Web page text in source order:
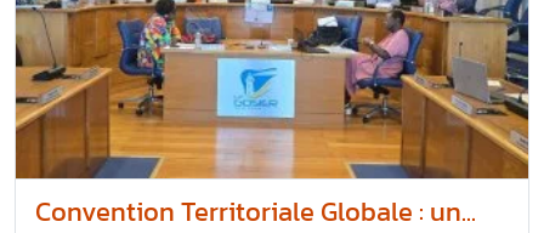
Convention Territoriale Globale : un...